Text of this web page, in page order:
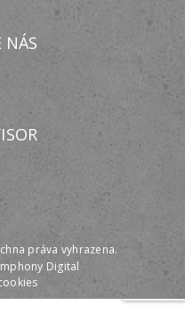
NÁS
práva vyhrazena.
Digital